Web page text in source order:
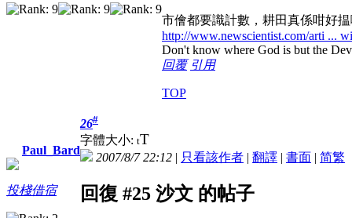
市儈都要識計數，耕田真係咁好
http://www.newscientist.com/arti ...
Don't know where God is but the
回覆 引用
TOP
Paul_Bard
投棧借宿
26#
字體大小: tT
2007/8/7 22:12 | 只看該作者 | 翻譯 | 書面 | 简繁
回復 #25 沙文 的帖子